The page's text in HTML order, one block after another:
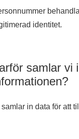
identitet.
samlar vi
in data för att